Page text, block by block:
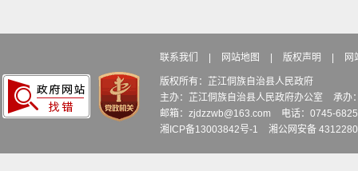
联系我们 网站地图 版权声明 网
版权所有：芷江侗族自治县人民政府
主办：芷江侗族自治县人民政府办公室
承办
邮箱：zjdzzwb@163.com
电话：0745-
湘ICP备13003842号-1
湘公网安备